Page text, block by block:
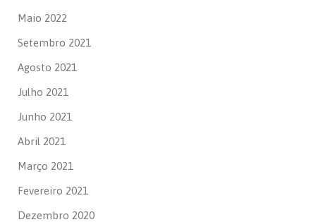
Maio 2022
Setembro 2021
Agosto 2021
Julho 2021
Junho 2021
Abril 2021
Março 2021
Fevereiro 2021
Dezembro 2020